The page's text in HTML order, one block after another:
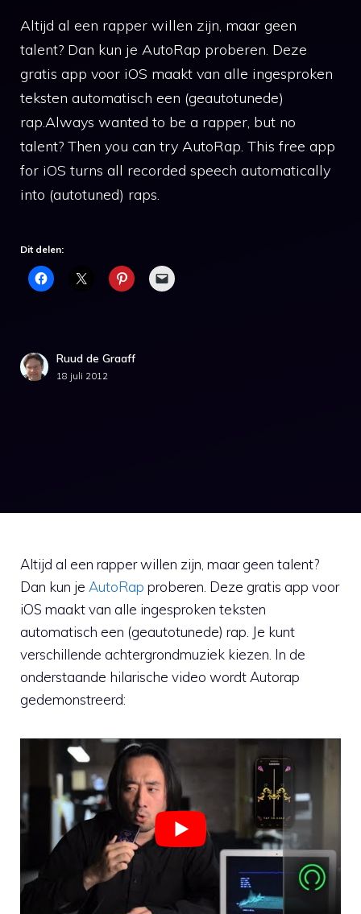
Altijd al een rapper willen zijn, maar geen
talent? Dan kun je AutoRap proberen. Deze
gratis app voor iOS maakt van alle ingesproken
teksten automatisch een (geautotunede)
rap.Always wanted to be a rapper, but no
talent? Then you can try AutoRap. This free app
for iOS turns all recorded speech automatically
into (autotuned) raps.
Dit delen:
Ruud de Graaff
18 juli 2012
Altijd al een rapper willen zijn, maar geen talent?
Dan kun je AutoRap proberen. Deze gratis app voor
iOS maakt van alle ingesproken teksten
automatisch een (geautotunede) rap. Je kunt
verschillende achtergrondmuziek kiezen. In de
onderstaande hilarische video wordt Autorap
gedemonstreerd: